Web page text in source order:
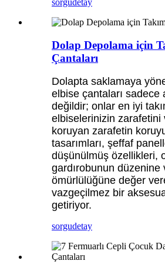
Dolap Depolama için
Çantaları
Dolapta saklamaya
elbise çantaları sadece
değildir; onlar en iyi
elbiselerinizin zarafetini
koruyan zarafetin
tasarımları, şeffaf
düşünülmüş özellikleri,
gardırobunun düzenine
ömürlülüğüne değer
vazgeçilmez bir
getiriyor.
sorgudetay